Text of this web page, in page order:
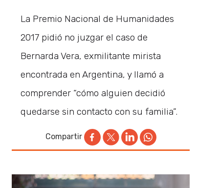
La Premio Nacional de Humanidades
2017 pidió no juzgar el caso de
Bernarda Vera, exmilitante mirista
encontrada en Argentina, y llamó a
comprender “cómo alguien decidió
quedarse sin contacto con su familia”.
Compartir